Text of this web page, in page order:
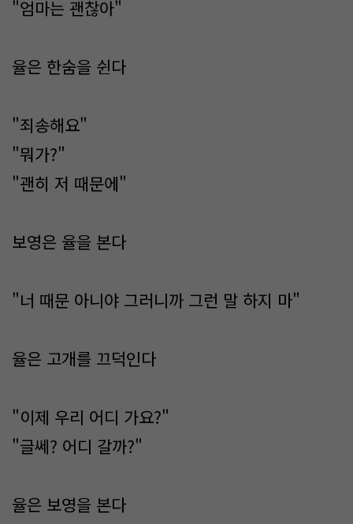
"엄마는 괜찮아"
율은 한숨을 쉰다
"죄송해요"
"뭐가?"
"괜히 저 때문에"
보영은 율을 본다
"너 때문 아니야 그러니까 그런 말 하지 마"
율은 고개를 끄덕인다
"이제 우리 어디 가요?"
"글쎄? 어디 갈까?"
율은 보영을 본다